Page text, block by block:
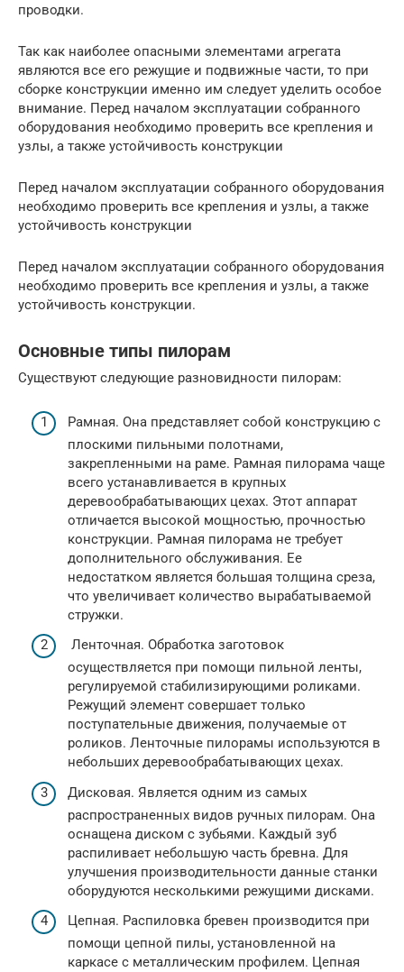
проводки.
Так как наиболее опасными элементами агрегата
являются все его режущие и подвижные части, то при
сборке конструкции именно им следует уделить особое
внимание. Перед началом эксплуатации собранного
оборудования необходимо проверить все крепления и
узлы, а также устойчивость конструкции
Перед началом эксплуатации собранного оборудования
необходимо проверить все крепления и узлы, а также
устойчивость конструкции
Перед началом эксплуатации собранного оборудования
необходимо проверить все крепления и узлы, а также
устойчивость конструкции.
Основные типы пилорам
Существуют следующие разновидности пилорам:
Рамная. Она представляет собой конструкцию с
плоскими пильными полотнами,
закрепленными на раме. Рамная пилорама чаще
всего устанавливается в крупных
деревообрабатывающих цехах. Этот аппарат
отличается высокой мощностью, прочностью
конструкции. Рамная пилорама не требует
дополнительного обслуживания. Ее
недостатком является большая толщина среза,
что увеличивает количество вырабатываемой
стружки.
Ленточная. Обработка заготовок
осуществляется при помощи пильной ленты,
регулируемой стабилизирующими роликами.
Режущий элемент совершает только
поступательные движения, получаемые от
роликов. Ленточные пилорамы используются в
небольших деревообрабатывающих цехах.
Дисковая. Является одним из самых
распространенных видов ручных пилорам. Она
оснащена диском с зубьями. Каждый зуб
распиливает небольшую часть бревна. Для
улучшения производительности данные станки
оборудуются несколькими режущими дисками.
Цепная. Распиловка бревен производится при
помощи цепной пилы, установленной на
каркасе с металлическим профилем. Цепная